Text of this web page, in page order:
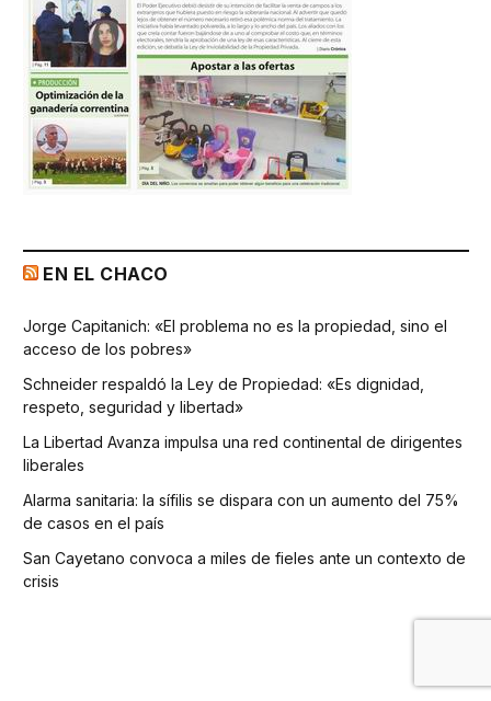
EN EL CHACO
Jorge Capitanich: «El problema no es la propiedad, sino el
acceso de los pobres»
Schneider respaldó la Ley de Propiedad: «Es dignidad,
respeto, seguridad y libertad»
La Libertad Avanza impulsa una red continental de dirigentes
liberales
Alarma sanitaria: la sífilis se dispara con un aumento del 75%
de casos en el país
San Cayetano convoca a miles de fieles ante un contexto de
crisis